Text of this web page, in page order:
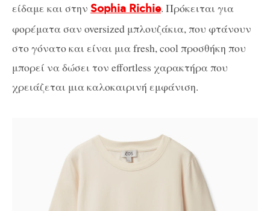
είδαμε και στην Sophia Richie. Πρόκειται για
φορέματα σαν oversized μπλουζάκια, που φτάνουν
στο γόνατο και είναι μια fresh, cool προσθήκη που
μπορεί να δώσει τον effortless χαρακτήρα που
χρειάζεται μια καλοκαιρινή εμφάνιση.